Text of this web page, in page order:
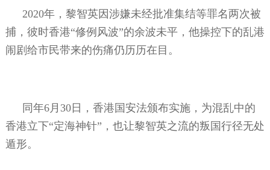
2020年，黎智英因涉嫌未经批准集结等罪名两次被
捕，彼时香港“修例风波”的余波未平，他操控下的乱港
闹剧给市民带来的伤痛仍历历在目。
同年6月 30日，香港国安法颁布实施，为混乱中的
香港立下“定海神针”，也让黎智英之流的叛国行径无处
遁形。